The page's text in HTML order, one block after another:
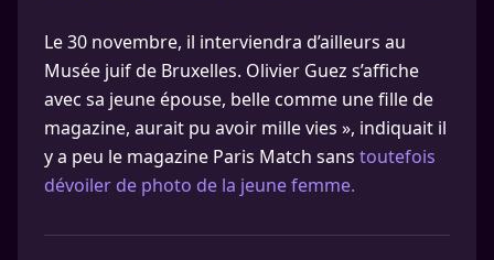
Le 30 novembre, il interviendra d’ailleurs au
Musée juif de Bruxelles. Olivier Guez s’affiche
avec sa jeune épouse, belle comme une fille de
magazine, aurait pu avoir mille vies », indiquait il
y a peu le magazine Paris Match sans toutefois
dévoiler de photo de la jeune femme.